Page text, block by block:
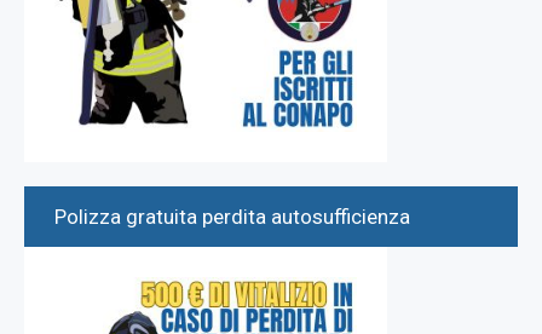
Polizza gratuita perdita autosufficienza